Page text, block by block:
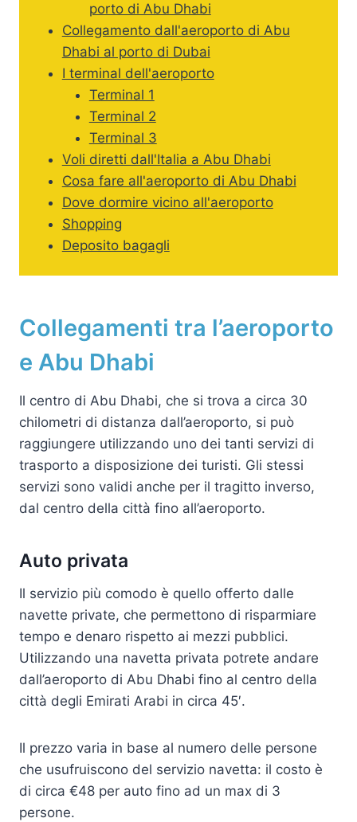
porto di Abu Dhabi
Collegamento dall'aeroporto di Abu
Dhabi al porto di Dubai
I terminal dell'aeroporto
Terminal 1
Terminal 2
Terminal 3
Voli diretti dall'Italia a Abu Dhabi
Cosa fare all'aeroporto di Abu Dhabi
Dove dormire vicino all'aeroporto
Shopping
Deposito bagagli
Collegamenti tra l’aeroporto
e Abu Dhabi
Il centro di Abu Dhabi, che si trova a circa 30
chilometri di distanza dall’aeroporto, si può
raggiungere utilizzando uno dei tanti servizi di
trasporto a disposizione dei turisti. Gli stessi
servizi sono validi anche per il tragitto inverso,
dal centro della città fino all’aeroporto.
Auto privata
Il servizio più comodo è quello offerto dalle
navette private, che permettono di risparmiare
tempo e denaro rispetto ai mezzi pubblici.
Utilizzando una navetta privata potrete andare
dall’aeroporto di Abu Dhabi fino al centro della
città degli Emirati Arabi in circa 45′.
Il prezzo varia in base al numero delle persone
che usufruiscono del servizio navetta: il costo è
di circa €48 per auto fino ad un max di 3
persone.